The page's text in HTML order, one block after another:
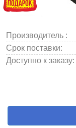
Производитель :
Срок поставки:
Доступно к заказу: